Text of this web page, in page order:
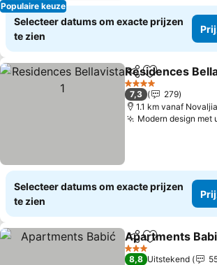
Populaire keuze
Selecteer datums om exacte prijzen
te zien
DelenToevoegen
Residences
4 Sterren
7,3
279
1.1 km vanaf Novaljia
Modern design met
Selecteer datums om exacte prijzen
te zien
DelenToevoegen
Apartments
3 Sterren
8,8 Uitstekend